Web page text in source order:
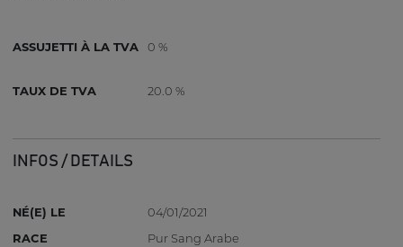
ASSUJETTI À LA TVA 0 %
TAUX DE TVA 20.0 %
INFOS / DETAILS
NÉ(E) LE
04/01/2021
RACE
Pur Sang Arabe